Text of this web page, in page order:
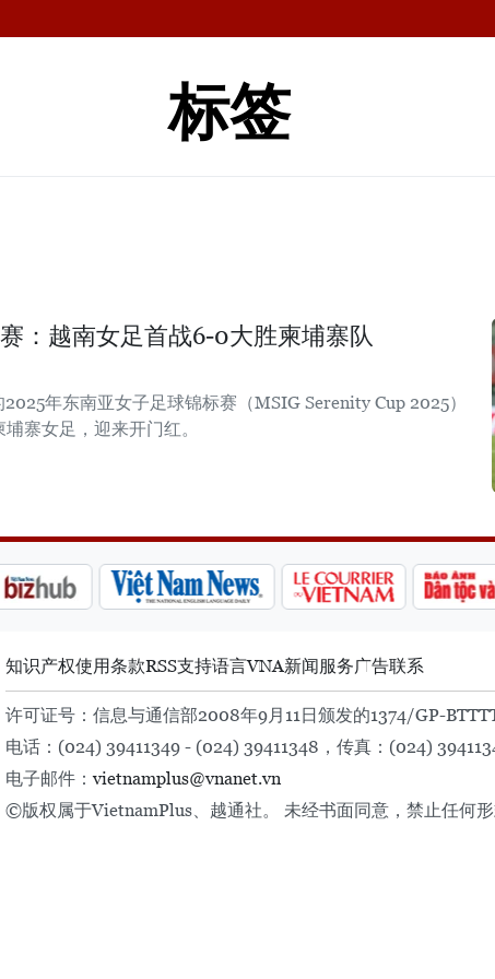
标签
：越南女足首战6-0大胜柬埔寨队
年东南亚女子足球锦标赛（MSIG Serenity Cup 2025）
寨女足，迎来开门红。
知识产权使用条款RSS支持语言VNA新闻服务广告联系
许可证号：信息与通信部2008年9月11日颁发的1374/GP-BTTTT
电话：(024) 39411349 - (024) 39411348，传真：(024)
电子邮件：vietnamplus@vnanet.vn
©版权属于VietnamPlus、越通社。 未经书面同意，禁止任何形